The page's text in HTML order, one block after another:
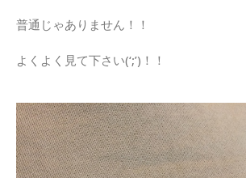
普通じゃありません！！
よくよく見て下さい(‘;’)！！